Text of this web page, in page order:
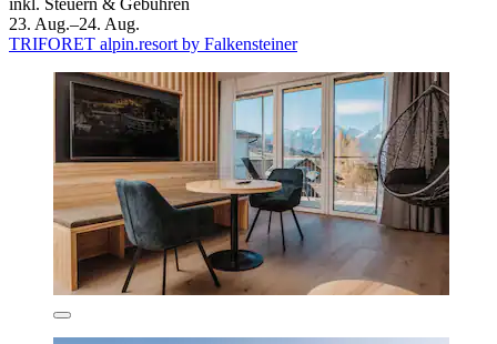
inkl. Steuern & Gebühren
23. Aug.–24. Aug.
TRIFORET alpin.resort by Falkensteiner